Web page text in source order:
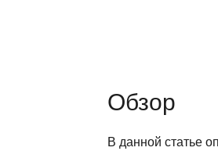
Обзор
В данной статье